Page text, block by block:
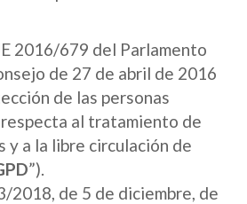
2016/679 del Parlamento
de 27 de abril de 2016
de las personas
al tratamiento de
y a la libre circulación de
”).
2018, de 5 de diciembre, de